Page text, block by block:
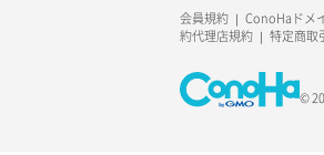
会員規約 ConoHaドメ
約代理店規約
特定商取
©